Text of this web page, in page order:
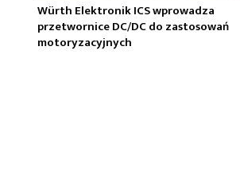
Würth Elektronik ICS wprowadza
przetwornice DC/DC do zastosowań
motoryzacyjnych